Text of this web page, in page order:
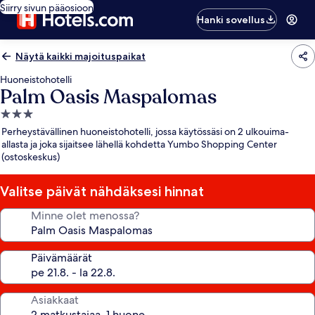
Siirry sivun pääosioon
Hanki sovellus
Näytä kaikki majoituspaikat
Huoneistohotelli
Palm Oasis Maspalomas
3.0
tähden
majoituspaikka
Perheystävällinen huoneistohotelli, jossa käytössäsi on 2 ulkouima-
allasta ja joka sijaitsee lähellä kohdetta Yumbo Shopping Center
(ostoskeskus)
Valitse päivät nähdäksesi hinnat
Minne olet menossa?
Päivämäärät
Asiakkaat